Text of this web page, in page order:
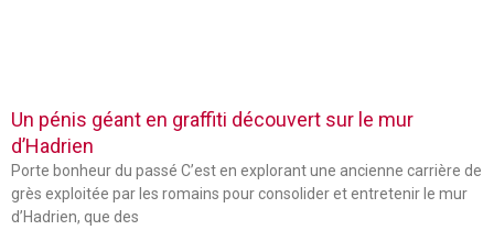
Un pénis géant en graffiti découvert sur le mur
d’Hadrien
Porte bonheur du passé C’est en explorant une ancienne carrière de
grès exploitée par les romains pour consolider et entretenir le mur
d’Hadrien, que des